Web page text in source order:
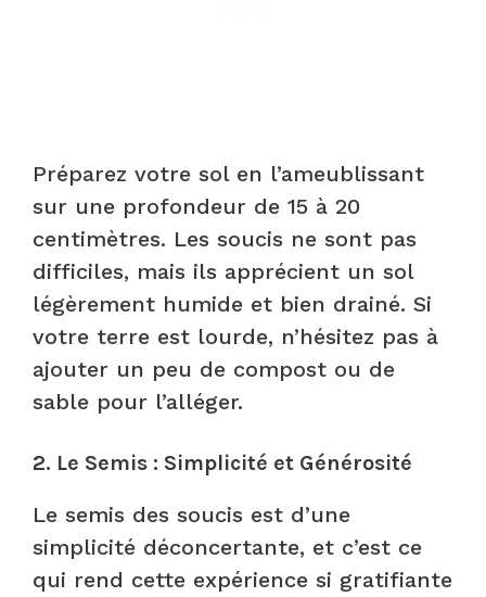
Préparez votre sol en l’ameublissant
sur une profondeur de 15 à 20
centimètres. Les soucis ne sont pas
difficiles, mais ils apprécient un sol
légèrement humide et bien drainé. Si
votre terre est lourde, n’hésitez pas à
ajouter un peu de compost ou de
sable pour l’alléger.
2. Le Semis : Simplicité et Générosité
Le semis des soucis est d’une
simplicité déconcertante, et c’est ce
qui rend cette expérience si gratifiante